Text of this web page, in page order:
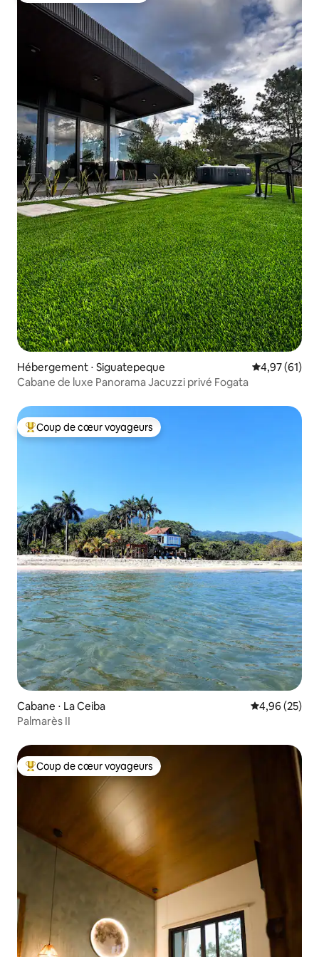
Hébergement ⋅ Siguatepeque Évaluation
4,97 (61)
Cabane de luxe Panorama Jacuzzi privé Fogata
Coups de cœur voyageurs les plus appréciés
Coup de cœur voyageurs
Cabane ⋅ La Ceiba Évaluation
4,96 (25)
Palmarès II
Coups de cœur voyageurs les plus appréciés
Coup de cœur voyageurs